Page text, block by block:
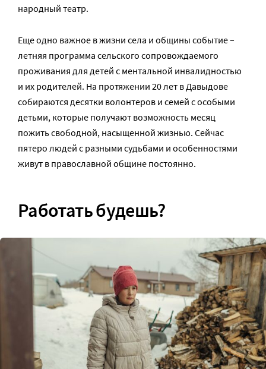
народный театр.
Еще одно важное в жизни села и общины событие –
летняя программа сельского сопровождаемого
проживания для детей с ментальной инвалидностью
и их родителей. На протяжении 20 лет в Давыдове
собираются десятки волонтеров и семей с особыми
детьми, которые получают возможность месяц
пожить свободной, насыщенной жизнью. Сейчас
пятеро людей с разными судьбами и особенностями
живут в православной общине постоянно.
Работать будешь?